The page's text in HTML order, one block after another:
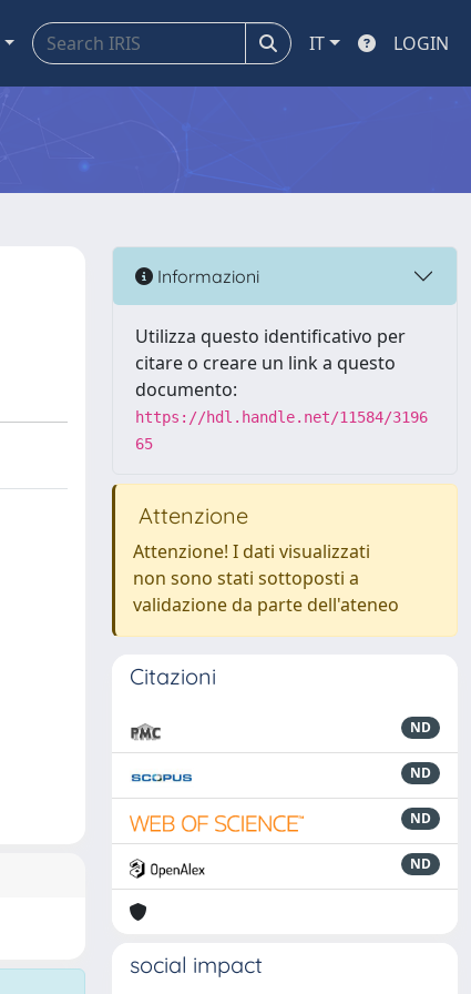
IT LOGIN
Informazioni
Utilizza questo identificativo per
citare o creare un link a questo
documento:
https://hdl.handle.net/11584/3196
65
Attenzione
Attenzione! I dati visualizzati
non sono stati sottoposti a
validazione da parte dell'ateneo
Citazioni
ND
ND
ND
ND
social impact